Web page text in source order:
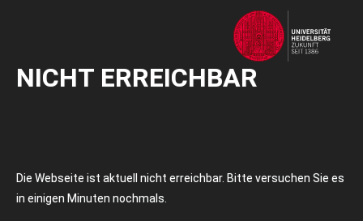
NICHT ERREICHBAR
Die Webseite ist aktuell nicht erreichbar. Bitte versuchen Sie es
in einigen Minuten nochmals.